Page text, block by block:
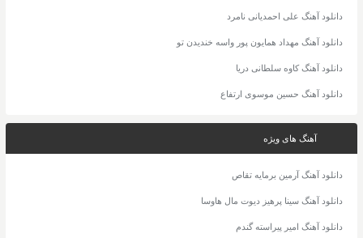
دانلود آهنگ علی احمدیانی نامرد
دانلود آهنگ مهداد همایون پور واسه خندیدن تو
دانلود آهنگ کاوه سلطانی دریا
دانلود آهنگ حسین موسوی ارتفاع
آهنگ های ویژه
دانلود آهنگ آرمین برمایه تقاص
دانلود آهنگ سینا پرهیز دیوت مال هاوسا
دانلود آهنگ امیر پیراسته گندم